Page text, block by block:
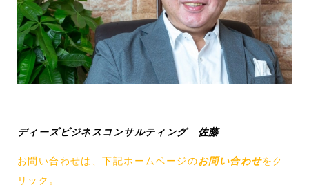
ディーズビジネスコンサルティング 佐藤
お問い合わせは、下記ホームページのお問い合わせをク
リック。